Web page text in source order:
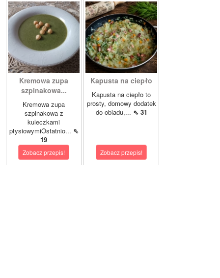
Kremowa zupa
szpinakowa...
Kremowa zupa
szpinakowa z
kuleczkami
ptysiowymiOstatnio... ⇖
19
Zobacz przepis!
Kapusta na ciepło
Kapusta na ciepło to
prosty, domowy dodatek
do obiadu,... ⇖ 31
Zobacz przepis!